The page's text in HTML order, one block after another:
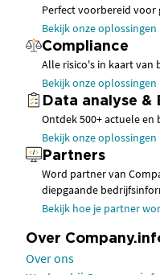
Perfect voorbereid voor
Bekijk onze oplossingen
Compliance
Alle risico's in kaart van
Bekijk onze oplossingen
Data analyse &
Ontdek 500+ actuele
Bekijk onze oplossingen
Partners
Word partner van
diepgaande
Bekijk hoe je partner
Over
Over ons